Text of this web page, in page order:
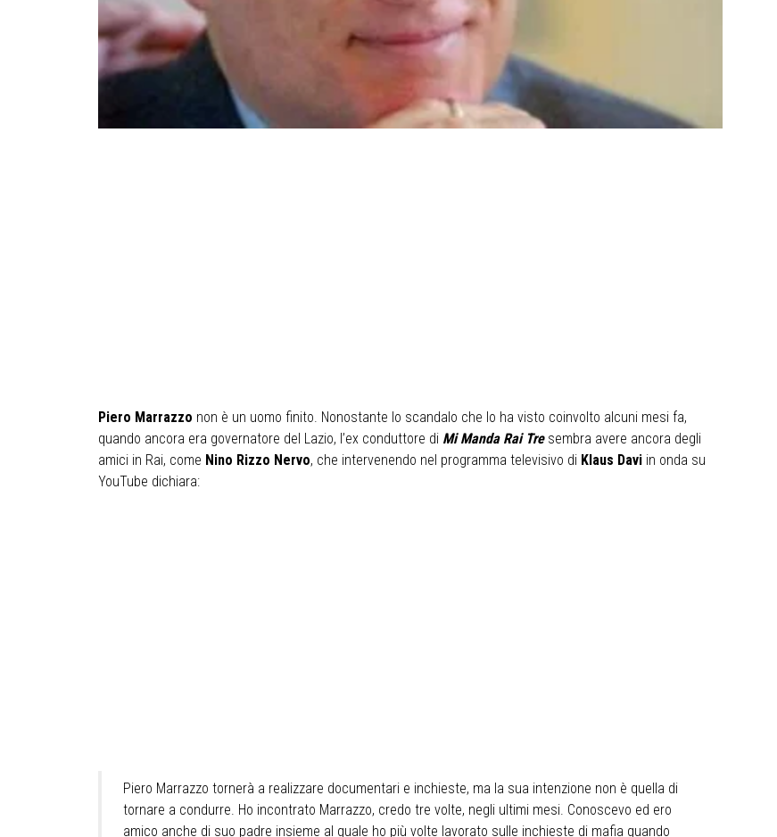
Piero Marrazzo non è un uomo finito. Nonostante lo scandalo che lo ha visto coinvolto alcuni mesi fa,
quando ancora era governatore del Lazio, l’ex conduttore di Mi Manda Rai Tresembra avere ancora degli
amici in Rai, come Nino Rizzo Nervo, che intervenendo nel programma televisivo di Klaus Daviin onda su
YouTube dichiara:
Piero Marrazzo tornerà a realizzare documentari e inchieste, ma la sua intenzione non è quella di
tornare a condurre. Ho incontrato Marrazzo, credo tre volte, negli ultimi mesi. Conoscevo ed ero
amico anche di suo padre insieme al quale ho più volte lavorato sulle inchieste di mafia quando